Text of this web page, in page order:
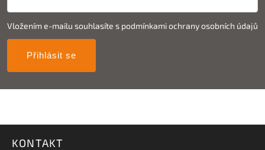
Vložením e-mailu souhlasíte s podmínkami ochrany osobních údajů
Přihlásit se
KONTAKT